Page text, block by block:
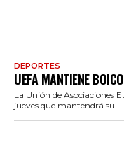
DEPORTES
UEFA MANTIENE
La Unión de Asociaciones
jueves que mantendrá su...